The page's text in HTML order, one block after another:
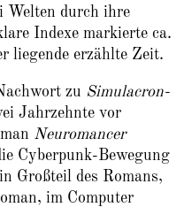
Welten durch ihre
Indexe markierte ca.
liegende erzählte Zeit.
zu Simulacron-
Jahrzehnte vor
Neuromancer
Cyberpunk-Bewegung
Großteil des Romans,
im Computer